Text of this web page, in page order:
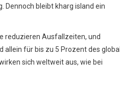
Dennoch bleibt kharg island ein
reduzieren Ausfallzeiten, und
für bis zu 5 Prozent des
sich weltweit aus, wie bei